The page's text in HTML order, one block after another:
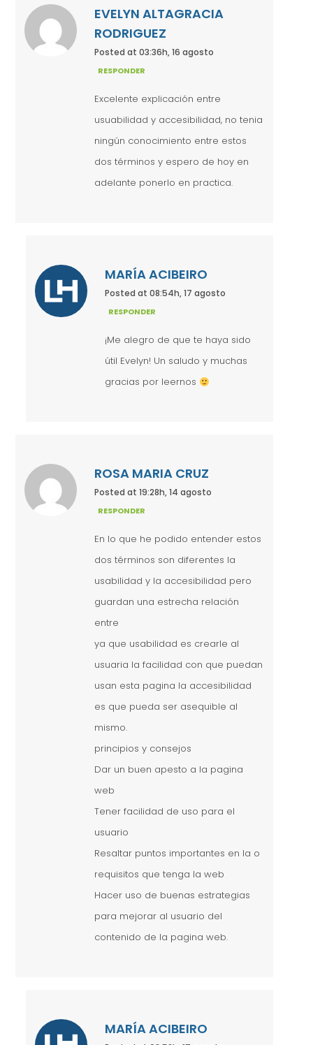
EVELYN ALTAGRACIA
RODRIGUEZ
Posted at 03:36h, 16 agosto
RESPONDER
Excelente explicación entre
usuabilidad y accesibilidad, no tenia
ningún conocimiento entre estos
dos términos y espero de hoy en
adelante ponerlo en practica.
MARÍA ACIBEIRO
Posted at 08:54h, 17 agosto
RESPONDER
¡Me alegro de que te haya sido
útil Evelyn! Un saludo y muchas
gracias por leernos
ROSA MARIA CRUZ
Posted at 19:28h, 14 agosto
RESPONDER
En lo que he podido entender estos
dos términos son diferentes la
usabilidad y la accesibilidad pero
guardan una estrecha relación
entre
ya que usabilidad es crearle al
usuaria la facilidad con que puedan
usan esta pagina la accesibilidad
es que pueda ser asequible al
mismo.
principios y consejos
Dar un buen apesto a la pagina
web
Tener facilidad de uso para el
usuario
Resaltar puntos importantes en la o
requisitos que tenga la web
Hacer uso de buenas estrategias
para mejorar al usuario del
contenido de la pagina web.
MARÍA ACIBEIRO